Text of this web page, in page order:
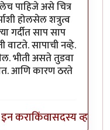
पाहिजे असे चित्र
होलसेल शत्रुत्व
गर्दीत साप साप
सापाची नव्हे.
भीती असते तुडवा
आणि कारण ठरते
कराकिंवासदस्य व्हा